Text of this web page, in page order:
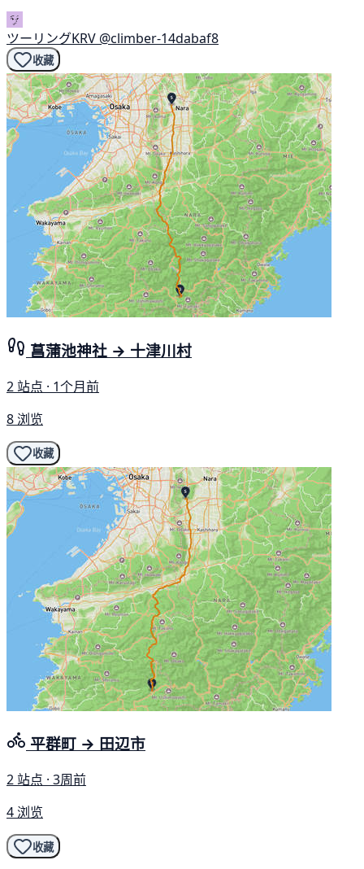
ツーリングKRV @climber-14dabaf8
收藏
菖蒲池神社 → 十津川村
2 站点 · 1个月前
8 浏览
收藏
平群町 → 田辺市
2 站点 · 3周前
4 浏览
收藏